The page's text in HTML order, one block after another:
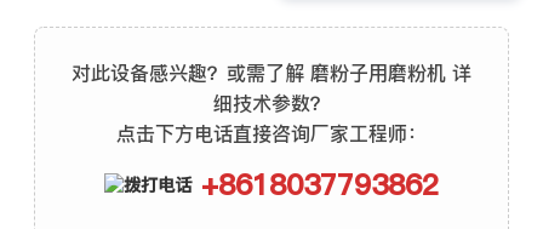
对此设备感兴趣？或需了解 磨粉子用磨粉机 详
细技术参数？
点击下方电话直接咨询厂家工程师：
+8618037793862